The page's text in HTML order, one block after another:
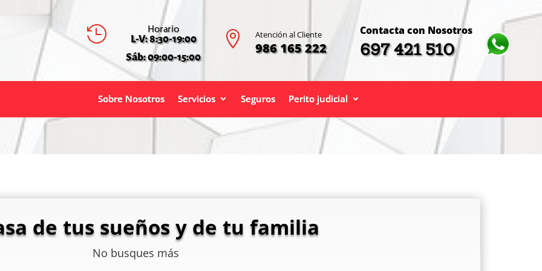
 Horario
L-V: 8:30-19:00
Sáb: 09:00-15:00
 Atención al Cliente
986 165 222
Contacta con Nosotros
697 421 510
Sobre Nosotros Servicios Seguros Perito judicial
de tus sueños y de tu familia
No busques más